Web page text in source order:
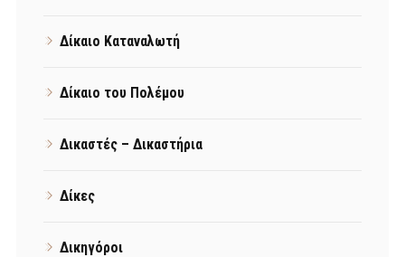
Δίκαιο Καταναλωτή
Δίκαιο του Πολέμου
Δικαστές – Δικαστήρια
Δίκες
Δικηγόροι